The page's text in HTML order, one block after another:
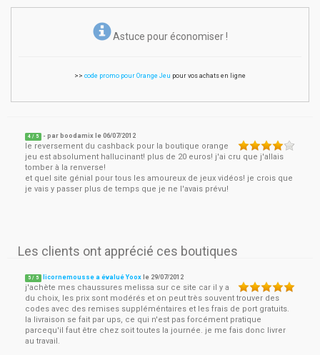
Astuce pour économiser !
>> code promo pour Orange Jeu pour vos achats en ligne
4 / 5 - par boodamix le06/07/2012
le reversement du cashback pour la boutique orange
jeu est absolument hallucinant! plus de 20 euros! j'ai cru que j'allais
tomber à la renverse!
et quel site génial pour tous les amoureux de jeux vidéos! je crois que
je vais y passer plus de temps que je ne l'avais prévu!
Les clients ont apprécié ces boutiques
5 / 5 licornemousse a évalué Yoox le 29/07/2012
j'achète mes chaussures melissa sur ce site car il y a
du choix, les prix sont modérés et on peut très souvent trouver des
codes avec des remises suppléméntaires et les frais de port gratuits.
la livraison se fait par ups, ce qui n'est pas forcément pratique
parcequ'il faut être chez soit toutes la journée. je me fais donc livrer
au travail.